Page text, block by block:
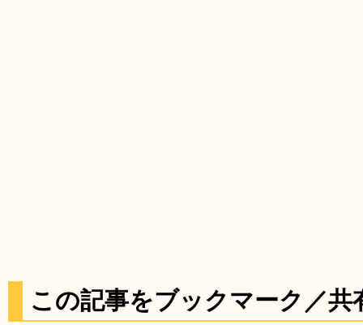
この記事をブックマーク／共